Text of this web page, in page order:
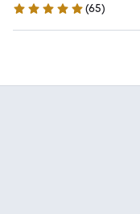
4.8 Sterne
(65)